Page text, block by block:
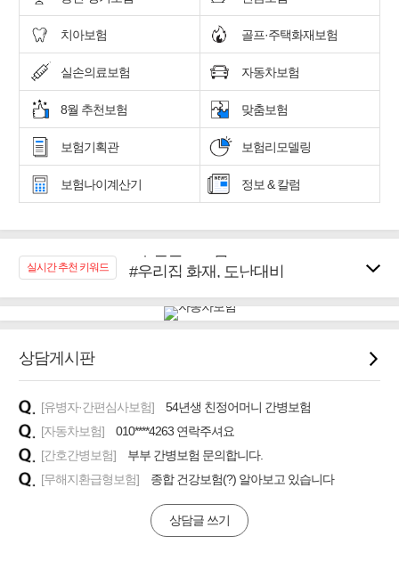
치아보험 골프·주택화재보험
실손의료보험 자동차보험
8월 추천보험 맞춤보험
보험기획관 보험리모델링
보험나이계산기 정보 & 칼럼
실시간 추천 키워드
#우리집 화재, 도난대비
#임플란트, 치아치료보장
#무해지 건강보험
#바뀌기전에 4세대 가입
#추천골프보험
상담게시판
[유병자·간편심사보험]
54년생 친정어머니 간병보험
[자동차보험]
010****4263 연락주셔요
[간호간병보험]
부부 간병보험 문의합니다.
[무해지환급형보험]
종합 건강보험(?) 알아보고 있습니다
상담글 쓰기